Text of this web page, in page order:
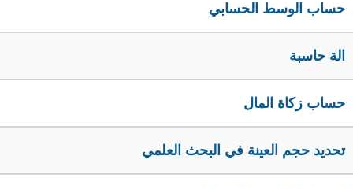
حساب الوسط الحسابي
الة حاسبة
حساب زكاة المال
تحديد حجم العينة في البحث العلمي